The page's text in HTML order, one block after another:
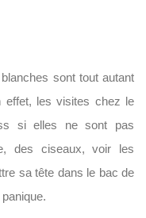
sont tout autant
effet, les visites chez le
si elles ne sont pas
des ciseaux, voir les
sa tête dans le bac de